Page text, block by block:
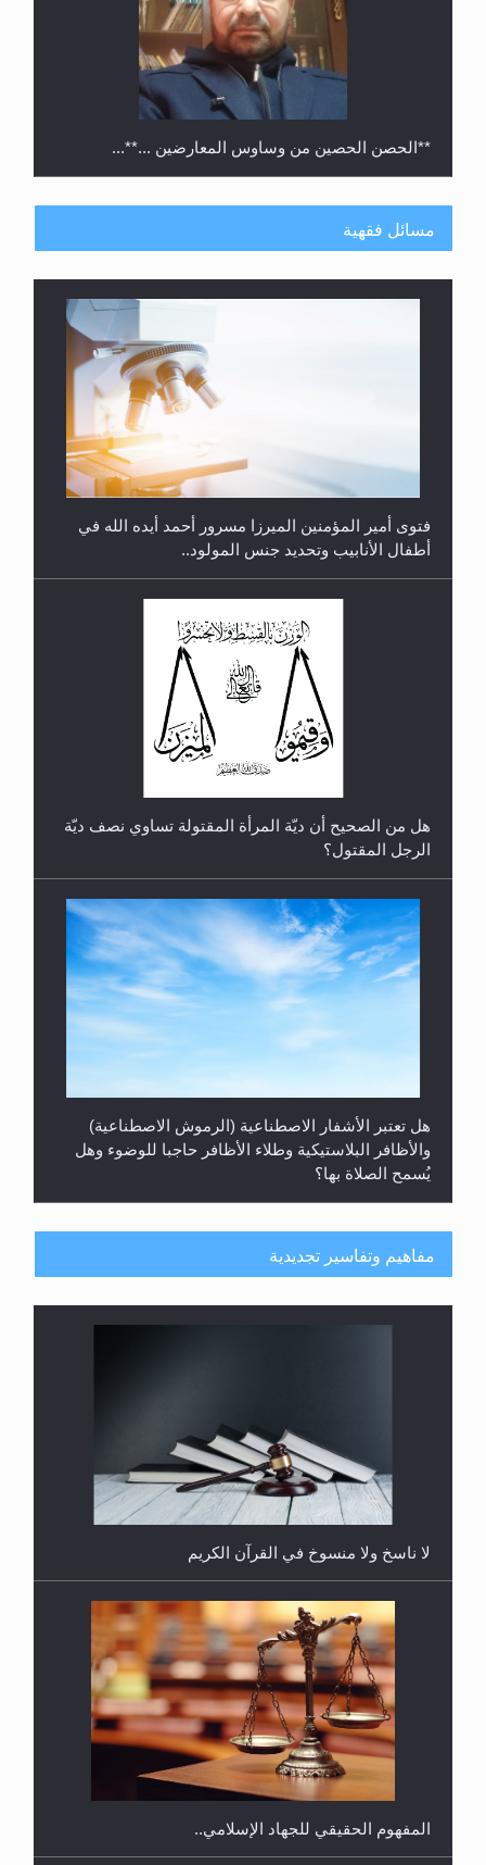
**الحصن الحصين من وساوس المعارضين ...**...
رأيٌ في لغة المسيح الموعود عليه السلام.. 4...
مسائل فقهية
فتوى أمير المؤمنين الميرزا مسرور أحمد أيده الله في
أطفال الأنابيب وتحديد جنس المولود..
هل من الصحيح أن ديّة المرأة المقتولة تساوي نصف ديّة
الرجل المقتول؟
هل تعتبر الأشفار الاصطناعية (الرموش الاصطناعية)
والأظافر البلاستيكية وطلاء الأظافر حاجبا للوضوء وهل
يُسمح الصلاة بها؟
هل يُحسب حول الزكاة وفق السنة الميلادية أو الهجرية؟
هل يجوز فتح مشروع كوافير نسائي للمحجبات وغير
المحجبات؟
مفاهيم وتفاسير تجديدية
لا ناسخ ولا منسوخ في القرآن الكريم
المفهوم الحقيقي للجهاد الإسلامي..